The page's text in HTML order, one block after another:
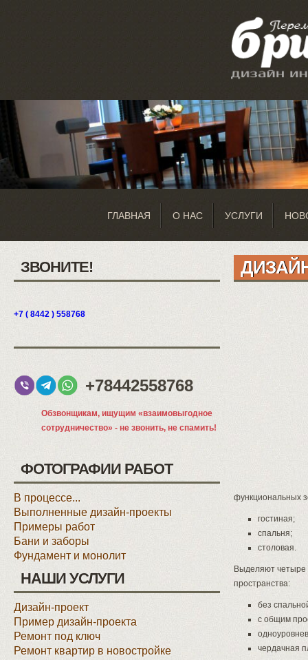
ГЛАВНАЯ О НАС УСЛУГИ
ЗВОНИТЕ!
+7 ( 8442 ) 558768
+78442558768
Обзвонщикам, ищущим «взаимовыгодное
сотрудничество» - не звонить, не спамить!
ФОТОГРАФИИ РАБОТ
В процессе...
Выполненные дизайн-проекты
Примеры работ
Бани и заборы
Фундамент и монолит
НАШИ УСЛУГИ
Дизайн-проект
Пример дизайн-проекта
Ремонт под ключ
Ремонт квартир в новостройке
функциональных
гостиная;
спальня;
столовая.
Выделяют четыре
пространства:
без
с общим
чердачная